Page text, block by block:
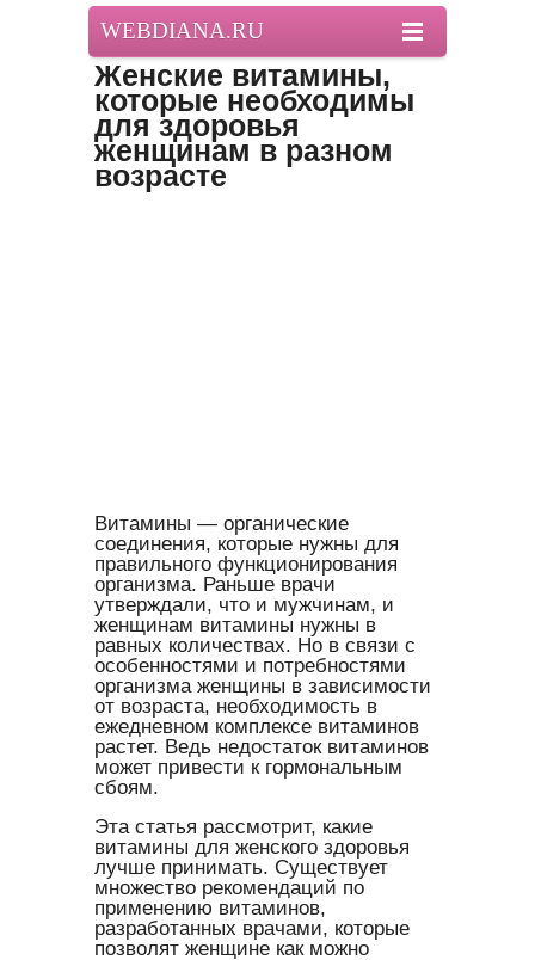
WEBDIANA.RU
Женские витамины,
которые необходимы
для здоровья
женщинам в разном
возрасте
Витамины — органические
соединения, которые нужны для
правильного функционирования
организма. Раньше врачи
утверждали, что и мужчинам, и
женщинам витамины нужны в
равных количествах. Но в связи с
особенностями и потребностями
организма женщины в зависимости
от возраста, необходимость в
ежедневном комплексе витаминов
растет. Ведь недостаток витаминов
может привести к гормональным
сбоям.
Эта статья рассмотрит, какие
витамины для женского здоровья
лучше принимать. Существует
множество рекомендаций по
применению витаминов,
разработанных врачами, которые
позволят женщине как можно